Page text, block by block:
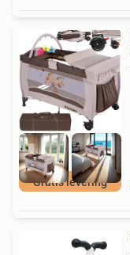
Gratis levering